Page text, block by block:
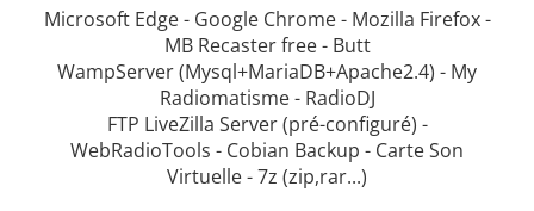
Microsoft Edge - Google Chrome - Mozilla Firefox -
MB Recaster free - Butt
WampServer (Mysql+MariaDB+Apache2.4) - My
Radiomatisme - RadioDJ
FTP LiveZilla Server (pré-configuré) -
WebRadioTools - Cobian Backup - Carte Son
Virtuelle - 7z (zip,rar...)